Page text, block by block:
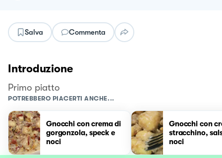
Salva Commenta
Introduzione
Primo piatto
POTREBBERO PIACERTI ANCHE...
Gnocchi con crema di
gorgonzola, speck e
noci
Gnocchi con
stracchino,
noci